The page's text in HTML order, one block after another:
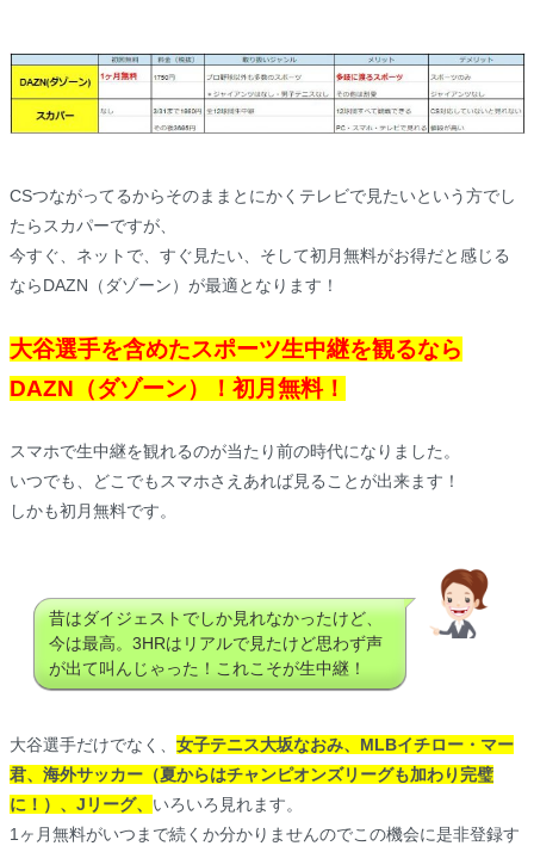
CSつながってるからそのままとにかくテレビで見たいという方でし
たらスカパーですが、
今すぐ、ネットで、すぐ見たい、そして初月無料がお得だと感じる
ならDAZN（ダゾーン）が最適となります！
大谷選手を含めたスポーツ生中継を観るなら
DAZN（ダゾーン）！初月無料！
スマホで生中継を観れるのが当たり前の時代になりました。
いつでも、どこでもスマホさえあれば見ることが出来ます！
しかも初月無料です。
昔はダイジェストでしか見れなかったけど、
今は最高。3HRはリアルで見たけど思わず声
が出て叫んじゃった！これこそが生中継！
大谷選手だけでなく、 女子テニス大坂なおみ、MLBイチロー・マー
君、海外サッカー（夏からはチャンピオンズリーグも加わり完璧
に！）、Jリーグ、 いろいろ見れます。
1ヶ月無料がいつまで続くか分かりませんのでこの機会に是非登録す